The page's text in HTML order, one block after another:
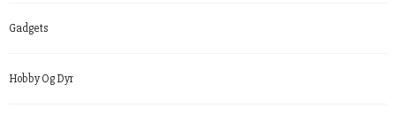
Gadgets
Hobby Og Dyr